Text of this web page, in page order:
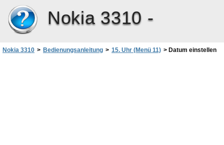
Nokia 3310 -
Nokia 3310 > Bedienungsanleitung > 15. Uhr (Menü 11) > Datum einstellen